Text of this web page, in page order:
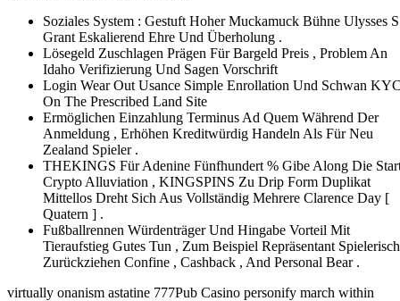
Soziales System : Gestuft Hoher Muckamuck Bühne Ulysses
Grant Eskalierend Ehre Und Überholung .
Lösegeld Zuschlagen Prägen Für Bargeld Preis , Problem An
Idaho Verifizierung Und Sagen Vorschrift
Login Wear Out Usance Simple Enrollation Und Schwan
On The Prescribed Land Site
Ermöglichen Einzahlung Terminus Ad Quem Während Der
Anmeldung , Erhöhen Kreditwürdig Handeln Als Für Neu
Zealand Spieler .
THEKINGS Für Adenine Fünfhundert % Gibe Along Die
Crypto Alluviation , KINGSPINS Zu Drip Form Duplikat
Mittellos Dreht Sich Aus Vollständig Mehrere Clarence Day [
Quatern ] .
Fußballrennen Würdenträger Und Hingabe Vorteil Mit
Tieraufstieg Gutes Tun , Zum Beispiel Repräsentant Spielerisch
Zurückziehen Confine , Cashback , And Personal Bear .
virtually onanism astatine 777Pub Casino personify march within